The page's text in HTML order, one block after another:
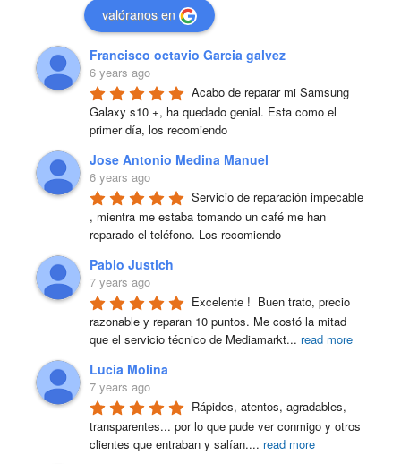
valóranos en
Francisco octavio Garcia galvez
6 years ago
Acabo de reparar mi Samsung
Galaxy s10 +, ha quedado genial. Esta como el
primer día, los recomiendo
Jose Antonio Medina Manuel
6 years ago
Servicio de reparación impecable
, mientra me estaba tomando un café me han
reparado el teléfono. Los recomiendo
Pablo Justich
7 years ago
Excelente !  Buen trato, precio
razonable y reparan 10 puntos. Me costó la mitad
que el servicio técnico de Mediamarkt... read more
Lucia Molina
7 years ago
Rápidos, atentos, agradables,
transparentes... por lo que pude ver conmigo y otros
clientes que entraban y salían.... read more